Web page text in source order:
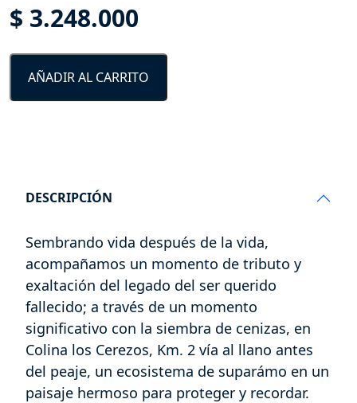
natural
los
Cerzos
cantidad
$ 3.248.000
AÑADIR AL CARRITO
DESCRIPCIÓN
Sembrando vida después de la vida,
acompañamos un momento de tributo y
exaltación del legado del ser querido
fallecido; a través de un momento
significativo con la siembra de cenizas, en
Colina los Cerezos, Km. 2 vía al llano antes
del peaje, un ecosistema de suparámo en un
paisaje hermoso para proteger y recordar.